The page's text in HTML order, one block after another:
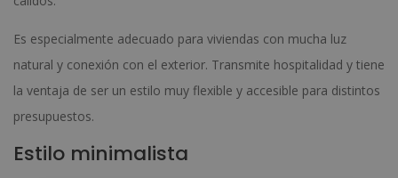
Es especialmente adecuado para viviendas con mucha luz
natural y conexión con el exterior. Transmite hospitalidad y tiene
la ventaja de ser un estilo muy flexible y accesible para distintos
presupuestos.
Estilo minimalista